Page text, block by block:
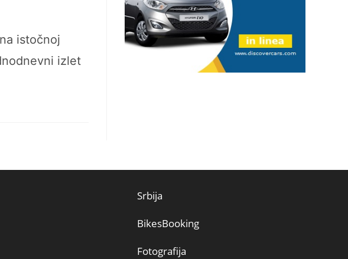
istočnoj
izlet
Srbija
BikesBooking
Fotografija